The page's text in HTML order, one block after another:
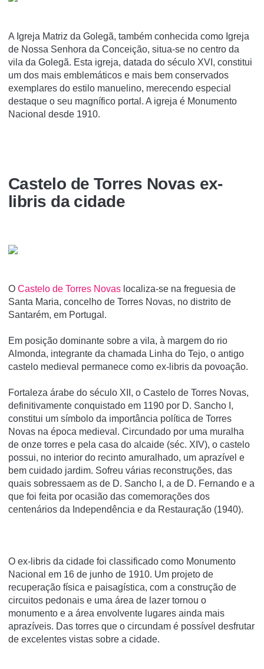
A Igreja Matriz da Golegã, também conhecida como Igreja
de Nossa Senhora da Conceição, situa-se no centro da
vila da Golegã. Esta igreja, datada do século XVI, constitui
um dos mais emblemáticos e mais bem conservados
exemplares do estilo manuelino, merecendo especial
destaque o seu magní­fico portal. A igreja é Monumento
Nacional desde 1910.
Castelo de Torres Novas ex-
libris da cidade
O Castelo de Torres Novas localiza-se na freguesia de
Santa Maria, concelho de Torres Novas, no distrito de
Santarém, em Portugal.
Em posição dominante sobre a vila, à margem do rio
Almonda, integrante da chamada Linha do Tejo, o antigo
castelo medieval permanece como ex-libris da povoação.
Fortaleza árabe do século XII, o Castelo de Torres Novas,
definitivamente conquistado em 1190 por D. Sancho I,
constitui um símbolo da importância política de Torres
Novas na época medieval. Circundado por uma muralha
de onze torres e pela casa do alcaide (séc. XIV), o castelo
possui, no interior do recinto amuralhado, um aprazível e
bem cuidado jardim. Sofreu várias reconstruções, das
quais sobressaem as de D. Sancho I, a de D. Fernando e a
que foi feita por ocasião das comemorações dos
centenários da Independência e da Restauração (1940).
O ex-libris da cidade foi classificado como Monumento
Nacional em 16 de junho de 1910. Um projeto de
recuperação física e paisagística, com a construção de
circuitos pedonais e uma área de lazer tornou o
monumento e a área envolvente lugares ainda mais
aprazíveis. Das torres que o circundam é possível desfrutar
de excelentes vistas sobre a cidade.